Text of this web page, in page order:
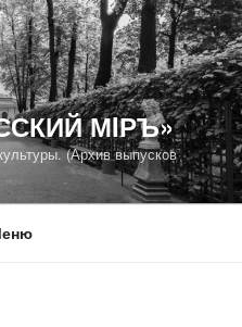
МIРЪ»
(Архив выпусков